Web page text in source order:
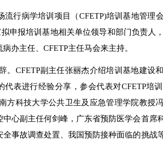
行病学培训项目（CFETP)培训基地管理
申报培训基地相关单位领导和部门负责人
病办主任、CFETP主任马会来主持。
CFETP副主任张丽杰介绍培训基地建设
表进行经验分享，参会代表对CFETP培
方科技大学公共卫生及应急管理学院教授
心副主任何剑峰，广东省预防医学会首席
事故调查处置、我国预防接种面临的挑战